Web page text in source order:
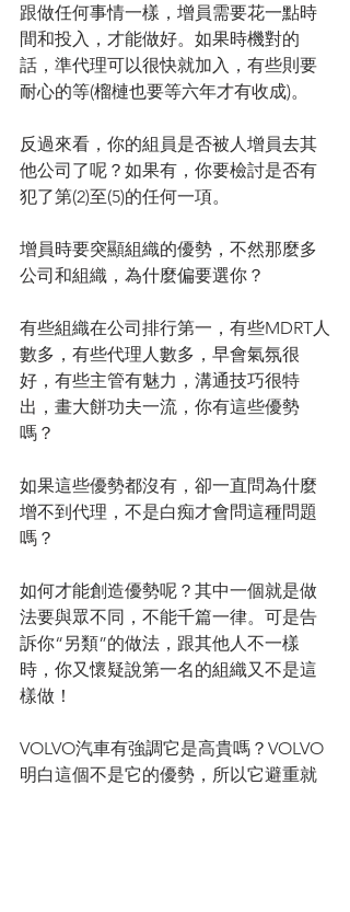
跟做任何事情一樣，增員需要花一點時
間和投入，才能做好。如果時機對的
話，準代理可以很快就加入，有些則要
耐心的等(榴槤也要等六年才有收成)。
反過來看，你的組員是否被人增員去其
他公司了呢？如果有，你要檢討是否有
犯了第(2)至(5)的任何一項。
增員時要突顯組織的優勢，不然那麼多
公司和組織，為什麼偏要選你？
有些組織在公司排行第一，有些MDRT人
數多，有些代理人數多，早會氣氛很
好，有些主管有魅力，溝通技巧很特
出，畫大餅功夫一流，你有這些優勢
嗎？
如果這些優勢都沒有，卻一直問為什麼
增不到代理，不是白痴才會問這種問題
嗎？
如何才能創造優勢呢？其中一個就是做
法要與眾不同，不能千篇一律。可是告
訴你“另類”的做法，跟其他人不一樣
時，你又懷疑說第一名的組織又不是這
樣做！
VOLVO汽車有強調它是高貴嗎？VOLVO
明白這個不是它的優勢，所以它避重就